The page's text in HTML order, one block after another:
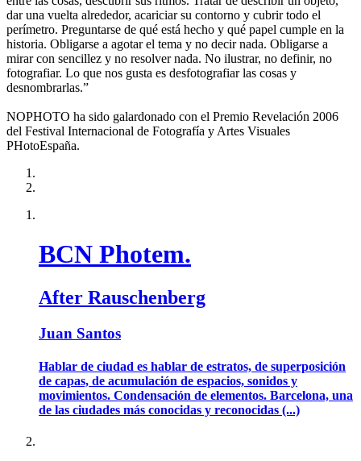
dar una vuelta alrededor, acariciar su contorno y cubrir todo el
perímetro. Preguntarse de qué está hecho y qué papel cumple en la
historia. Obligarse a agotar el tema y no decir nada. Obligarse a
mirar con sencillez y no resolver nada. No ilustrar, no definir, no
fotografiar. Lo que nos gusta es desfotografiar las cosas y
desnombrarlas.”
NOPHOTO ha sido galardonado con el Premio Revelación 2006
del Festival Internacional de Fotografía y Artes Visuales
PHotoEspaña.
BCN Photem.
After Rauschenberg
Juan Santos
Hablar de ciudad es hablar de estratos, de superposición
de capas, de acumulación de espacios, sonidos y
movimientos. Condensación de elementos. Barcelona, una
de las ciudades más conocidas y reconocidas (...)